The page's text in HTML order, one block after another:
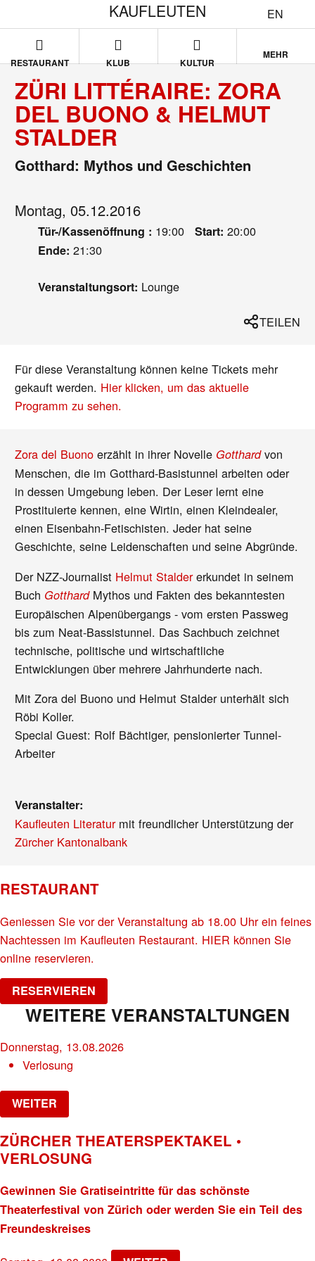
EN
KAUFLEUTEN
RESTAURANT KLUB KULTUR
MEHR
ZÜRI LITTÉRAIRE: ZORA
DEL BUONO & HELMUT
STALDER
Gotthard: Mythos und Geschichten
Montag, 05.12.2016
Tür-/Kassenöffnung : 19:00 Start: 20:00
Ende: 21:30
Veranstaltungsort: Lounge
TEILEN
Für diese Veranstaltung können keine Tickets mehr
gekauft werden. Hier klicken, um das aktuelle
Programm zu sehen.
Zora del Buono erzählt in ihrer Novelle Gotthardvon
Menschen, die im Gotthard-Basistunnel arbeiten oder
in dessen Umgebung leben. Der Leser lernt eine
Prostituierte kennen, eine Wirtin, einen Kleindealer,
einen Eisenbahn-Fetischisten. Jeder hat seine
Geschichte, seine Leidenschaften und seine Abgründe.
Der NZZ-Journalist Helmut Staldererkundet in seinem
Buch GotthardMythos und Fakten des bekanntesten
Europäischen Alpenübergangs - vom ersten Passweg
bis zum Neat-Bassistunnel. Das Sachbuch zeichnet
technische, politische und wirtschaftliche
Entwicklungen über mehrere Jahrhunderte nach.
Mit Zora del Buono und Helmut Stalder unterhält sich
Röbi Koller.
Special Guest: Rolf Bächtiger, pensionierter Tunnel-
Arbeiter
Veranstalter:
Kaufleuten Literaturmit freundlicher Unterstützung der
Zürcher Kantonalbank
RESTAURANT
Geniessen Sie vor der Veranstaltung ab 18.00 Uhr ein feines
Nachtessen im Kaufleuten Restaurant. HIER können Sie
online reservieren.
RESERVIEREN
WEITERE VERANSTALTUNGEN
Donnerstag, 13.08.2026
Verlosung
WEITER
ZÜRCHER THEATERSPEKTAKEL •
VERLOSUNG
Gewinnen Sie Gratiseintritte für das schönste
Theaterfestival von Zürich oder werden Sie ein Teil des
Freundeskreises